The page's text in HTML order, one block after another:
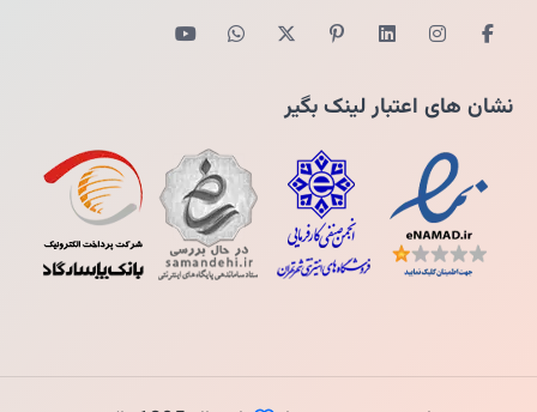
نشان های اعتبار لینک بگیر